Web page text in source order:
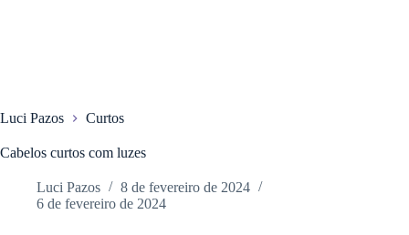
Luci Pazos Curtos
Cabelos curtos com luzes
Luci Pazos
8 de fevereiro de 2024
6 de fevereiro de 2024